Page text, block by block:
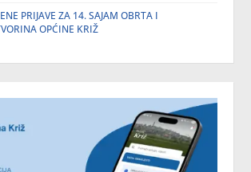
PRIJAVE ZA 14. SAJAM OBRTA I
OPĆINE KRIŽ